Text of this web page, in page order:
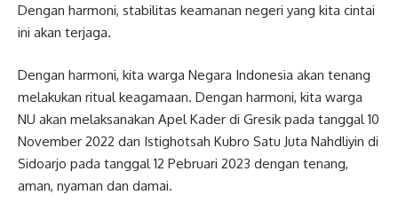
Dengan harmoni, stabilitas keamanan negeri yang kita cintai
ini akan terjaga.
Dengan harmoni, kita warga Negara Indonesia akan tenang
melakukan ritual keagamaan. Dengan harmoni, kita warga
NU akan melaksanakan Apel Kader di Gresik pada tanggal 10
November 2022 dan Istighotsah Kubro Satu Juta Nahdliyin di
Sidoarjo pada tanggal 12 Pebruari 2023 dengan tenang,
aman, nyaman dan damai.